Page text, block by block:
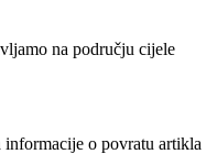
na području cijele
o povratu artikla